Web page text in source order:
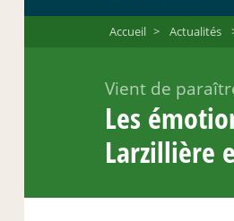
Accueil > Actualités
Vient de
Les
Larzillière